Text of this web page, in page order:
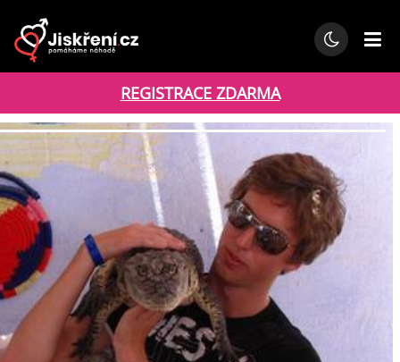
REGISTRACE ZDARMA